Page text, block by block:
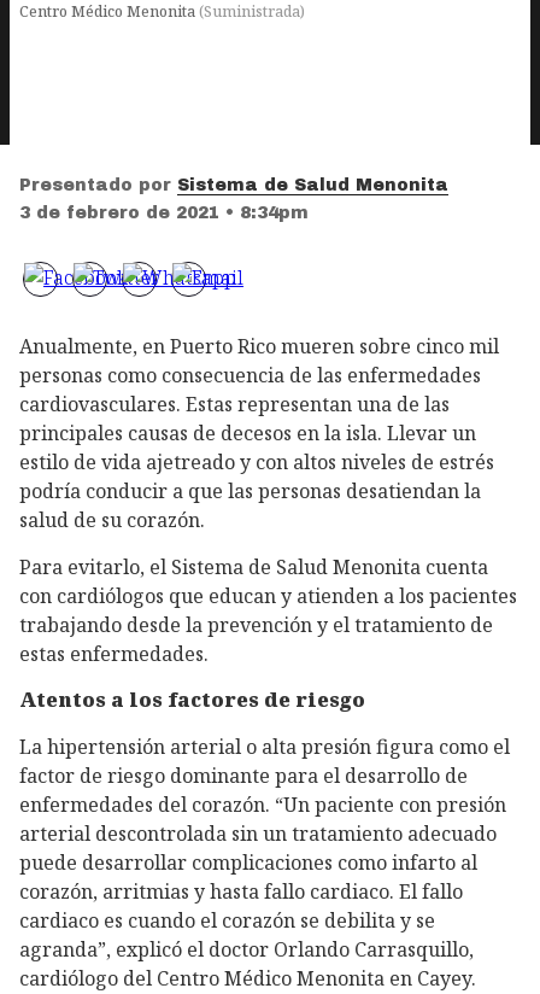
Centro Médico Menonita(Suministrada)
Presentado por Sistema de Salud Menonita
3 de febrero de 2021 • 8:34pm
Anualmente, en Puerto Rico mueren sobre cinco mil
personas como consecuencia de las enfermedades
cardiovasculares. Estas representan una de las
principales causas de decesos en la isla. Llevar un
estilo de vida ajetreado y con altos niveles de estrés
podría conducir a que las personas desatiendan la
salud de su corazón.
Para evitarlo, el Sistema de Salud Menonita cuenta
con cardiólogos que educan y atienden a los pacientes
trabajando desde la prevención y el tratamiento de
estas enfermedades.
Atentos a los factores de riesgo
La hipertensión arterial o alta presión figura como el
factor de riesgo dominante para el desarrollo de
enfermedades del corazón. “Un paciente con presión
arterial descontrolada sin un tratamiento adecuado
puede desarrollar complicaciones como infarto al
corazón, arritmias y hasta fallo cardiaco. El fallo
cardiaco es cuando el corazón se debilita y se
agranda”, explicó el doctor Orlando Carrasquillo,
cardiólogo del Centro Médico Menonita en Cayey.